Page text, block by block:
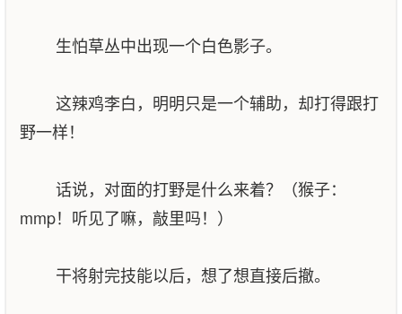
生怕草丛中出现一个白色影子。
这辣鸡李白，明明只是一个辅助，却打得跟打
野一样！
话说，对面的打野是什么来着？（猴子：
mmp！听见了嘛，敲里吗！）
干将射完技能以后，想了想直接后撤。